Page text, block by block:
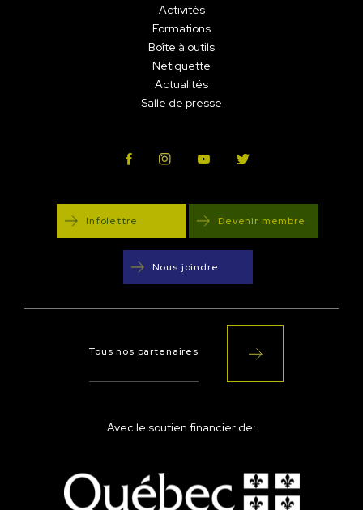
Activités
Formations
Boîte à outils
Nétiquette
Actualités
Salle de presse
Infolettre Devenir membre
Nous joindre
Avec le soutien financier de:
Tous nos partenaires